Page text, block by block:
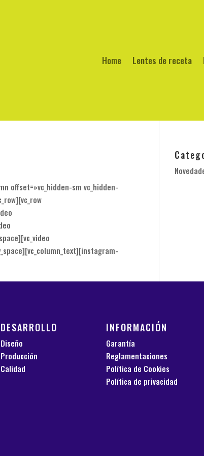
Home Lentes de receta
offset=»vc_hidden-sm vc_hidden-
DESARROLLO
Diseño
Producción
Calidad
INFORMACIÓN
Garantía
Reglamentaciones
Política de Cookies
Política de privacidad